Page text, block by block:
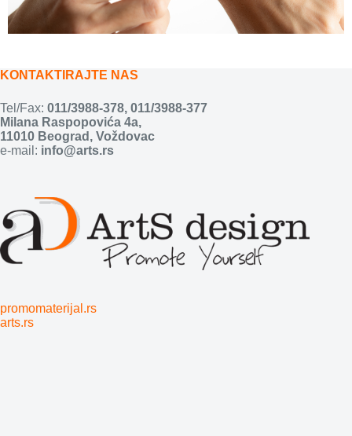
KONTAKTIRAJTE NAS
Tel/Fax: 011/3988-378, 011/3988-377
Milana Raspopovića 4a,
11010 Beograd, Voždovac
e-mail: info@arts.rs
promomaterijal.rs
arts.rs